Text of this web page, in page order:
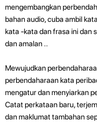
mengembangkan
bahan audio, cuba ambil
kata -kata dan frasa ini dan
dan amalan ..
Mewujudkan
perbendaharaan kata
mengatur dan menyiarkan
Catat perkataan baru,
dan maklumat tambahan